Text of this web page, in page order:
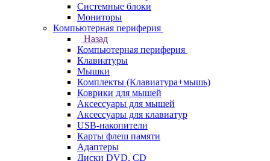
Системные блоки
Мониторы
Компьютерная периферия
Назад
Компьютерная периферия
Клавиатуры
Мышки
Комплекты (Клавиатура+мышь)
Коврики для мышей
Аксессуары для мышей
Аксессуары для клавиатур
USB-накопители
Карты флеш памяти
Адаптеры
Диски DVD, CD